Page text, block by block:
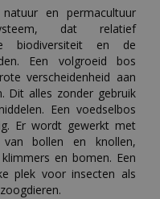
en permacultuur
dat relatief
biodiversiteit en de
Een volgroeid bos
verscheidenheid aan
Dit alles zonder gebruik
Een voedselbos
Er wordt gewerkt met
van bollen en knollen,
en bomen. Een
plek voor insecten als